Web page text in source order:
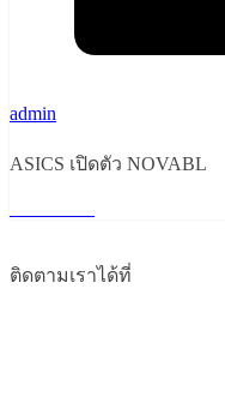
admin
ASICS เปิดตัว NOVABL
ติดตามเราได้ที่